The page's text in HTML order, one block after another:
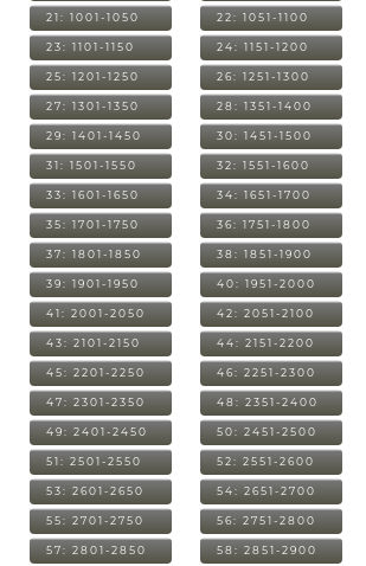
21: 1001-1050 22: 1051-1100
23: 1101-1150 24: 1151-1200
25: 1201-1250 26: 1251-1300
27: 1301-1350 28: 1351-1400
29: 1401-1450 30: 1451-1500
31: 1501-1550 32: 1551-1600
33: 1601-1650 34: 1651-1700
35: 1701-1750 36: 1751-1800
37: 1801-1850 38: 1851-1900
39: 1901-1950 40: 1951-2000
41: 2001-2050 42: 2051-2100
43: 2101-2150 44: 2151-2200
45: 2201-2250 46: 2251-2300
47: 2301-2350 48: 2351-2400
49: 2401-2450 50: 2451-2500
51: 2501-2550 52: 2551-2600
53: 2601-2650 54: 2651-2700
55: 2701-2750 56: 2751-2800
57: 2801-2850 58: 2851-2900